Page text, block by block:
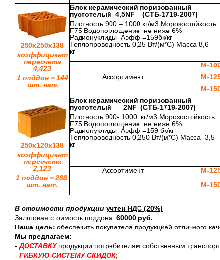
250х250х138
коэффициент
пересчета
4,423
1 поддон = 144
шт. нат.
Блок керамический поризованный
пустотелый 4,5NF (СТБ-1719-2007)
Плотность 900 – 1000 кг/м3 Морозостойкость
F75 Водопоглощение не ниже 6%
Радионуклиды Аэфф =159бк/кг
Теплопроводность 0,25 Вт/(м*С) Масса 8,6
кг
М-
Ассортимент М-
М-
250х120х138
коэффициент
пересчета
2,123
1 поддон = 288
шт. нат.
Блок керамический поризованный
пустотелый 2NF (СТБ-1719-2007)
Плотность 900- 1000 кг/м3 Морозостойкость
F75 Водопоглощение не ниже 6%
Радионуклиды Аэфф =159 бк/кг
Теплопроводность 0,250 Вт/(м*С) Масса 3,5
кг
Ассортимент М-
М-
В стоимости продукции учтен НДС (20%)
Залоговая стоимость поддона 60000 руб.
Наша цель: обеспечить покупателя продукцией отличного
Мы предлагаем:
-ДОСТАВКУпродукции потребителям собственным
- ГИБКУЮ СИСТЕМУ СКИДОК;